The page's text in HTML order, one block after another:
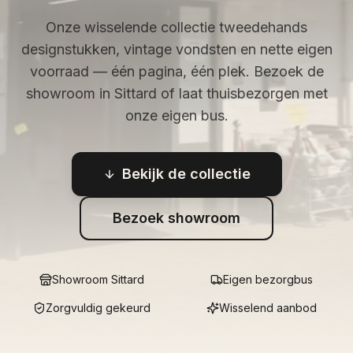
Onze wisselende collectie tweedehands
designstukken, vintage vondsten en nette eigen
voorraad — één pagina, één plek. Bezoek de
showroom in Sittard of laat thuisbezorgen met
onze eigen bus.
Bekijk de collectie
Bezoek showroom
Showroom Sittard Eigen bezorgbus
Zorgvuldig gekeurd Wisselend aanbod